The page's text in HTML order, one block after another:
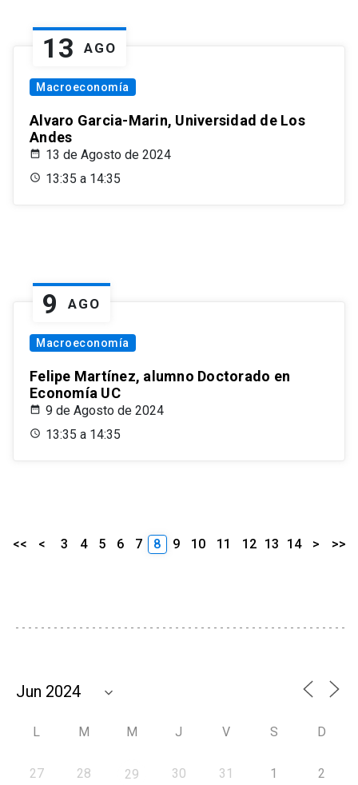
13 AGO
Macroeconomía
Alvaro Garcia-Marin, Universidad de Los
Andes
13 de Agosto de 2024
13:35 a 14:35
9 AGO
Macroeconomía
Felipe Martínez, alumno Doctorado en
Economía UC
9 de Agosto de 2024
13:35 a 14:35
<< < 3 4 5 6 7 8 9 10 11 12 13 14 > >>
L M M J V S D
27 28 29 30 31 1 2